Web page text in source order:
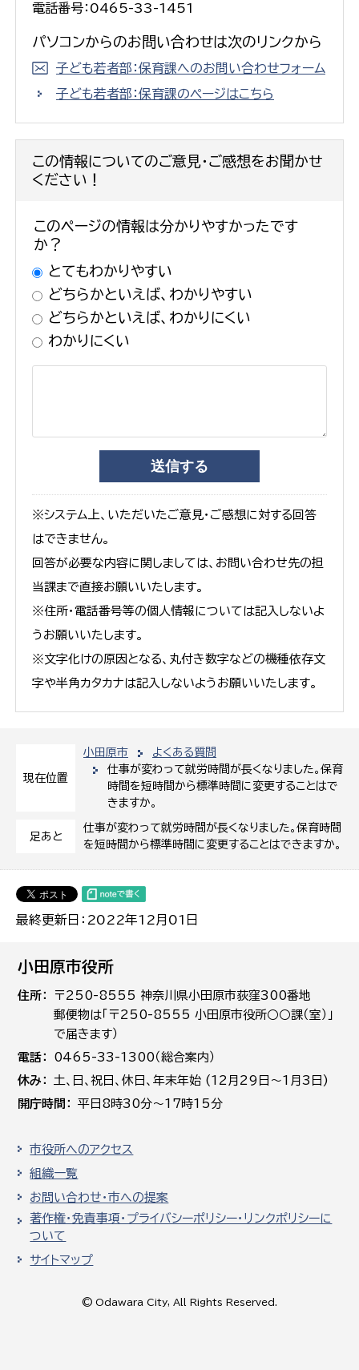
現在位置
小田原市
よくある質問
仕事が変わって就労時間が長くなりました。保育
時間を短時間から標準時間に変更することはで
きますか。
足あと
仕事が変わって就労時間が長くなりました。保育時間
を短時間から標準時間に変更することはできますか。
最終更新日：2022年12月01日
電話番号：0465-33-1451
パソコンからのお問い合わせは次のリンクから
子ども若者部：保育課へのお問い合わせフォーム
子ども若者部：保育課のページはこちら
この情報についてのご意見・ご感想をお聞かせ
ください！
このページの情報は分かりやすかったです
か？
とてもわかりやすい
どちらかといえば、わかりやすい
どちらかといえば、わかりにくい
わかりにくい
※システム上、いただいたご意見・ご感想に対する回答
はできません。
回答が必要な内容に関しましては、お問い合わせ先の担
当課まで直接お願いいたします。
※住所・電話番号等の個人情報については記入しないよ
うお願いいたします。
※文字化けの原因となる、丸付き数字などの機種依存文
字や半角カタカナは記入しないようお願いいたします。
小田原市役所
住所
〒250-8555 神奈川県小田原市荻窪300番地
郵便物は「〒250-8555 小田原市役所○○課（室）」
で届きます）
電話
0465-33-1300（総合案内）
休み
土､日､祝日、休日、年末年始 (12月29日～1月3日)
開庁時間
平日8時30分～17時15分
市役所へのアクセス
組織一覧
お問い合わせ・市への提案
著作権・免責事項・プライバシーポリシー・リンクポリシーに
ついて
サイトマップ
© Odawara City, All Rights Reserved.